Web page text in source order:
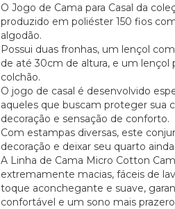
O Jogo de Cama para Casal da
produzido em poliéster 150 fios
algodão.
Possui duas fronhas, um lençol
de até 30cm de altura, e um lençol
colchão.
O jogo de casal é desenvolvido
aqueles que buscam proteger sua
decoração e sensação de conforto.
Com estampas diversas, este
decoração e deixar seu quarto
A Linha de Cama Micro Cotton
extremamente macias, fáceis de
toque aconchegante e suave,
confortável e um sono mais